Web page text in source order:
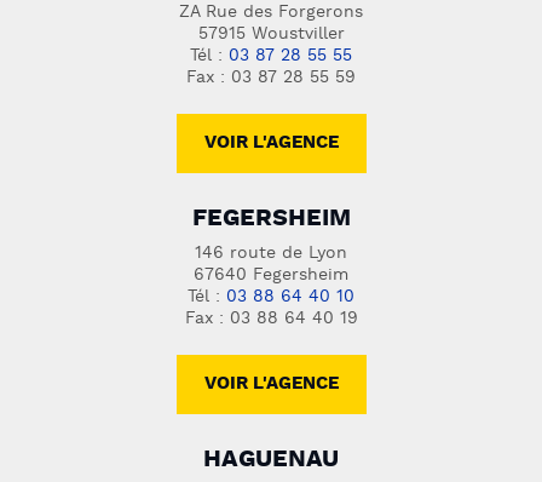
ZA Rue des Forgerons
57915 Woustviller
Tél : 03 87 28 55 55
Fax : 03 87 28 55 59
VOIR L'AGENCE
FEGERSHEIM
146 route de Lyon
67640 Fegersheim
Tél : 03 88 64 40 10
Fax : 03 88 64 40 19
VOIR L'AGENCE
HAGUENAU